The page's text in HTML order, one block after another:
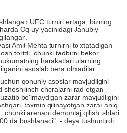
UFC turniri ertaga, bizning
Oq uy yaqinidagi Janubiy
Amit Mehta turnirni to'xtatadigan
tortdi, chunki tadbirni bekor
harakatlari ularning
asoslab bera olmadilar.
qonuniy asoslar mavjudligini
shoshilinch choralarni rad etgan
bo'lmaydigan zarar mavjudligini
taxmin qilinayotgan zarar aniq
chunki arenani demontaj qilish ishlari
da boshlanadi", - deya tushuntirdi